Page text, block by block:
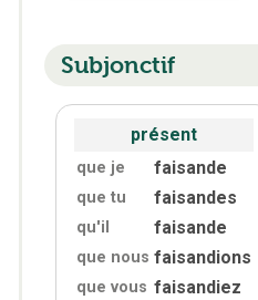
Subjonctif
présent
que je faisande
que tu faisandes
qu'il faisande
que nous faisandions
que vous faisandiez